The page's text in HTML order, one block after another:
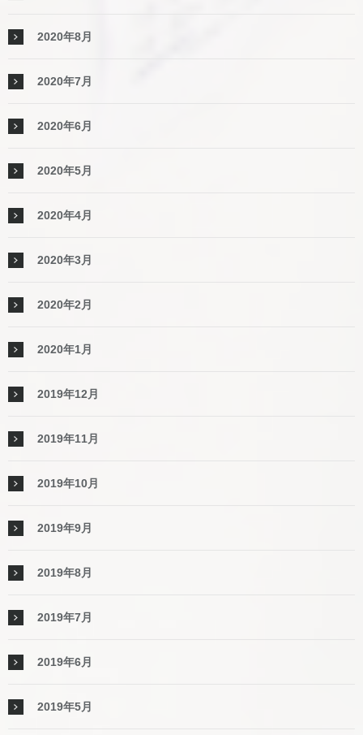
2020年8月
2020年7月
2020年6月
2020年5月
2020年4月
2020年3月
2020年2月
2020年1月
2019年12月
2019年11月
2019年10月
2019年9月
2019年8月
2019年7月
2019年6月
2019年5月